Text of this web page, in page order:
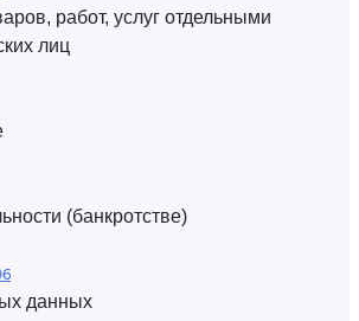
работ, услуг отдельными
лиц
(банкротстве)
данных